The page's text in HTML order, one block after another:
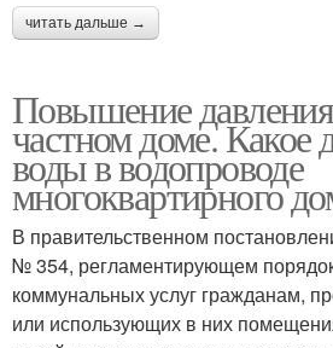
читать дальше →
Повышение
частном доме. Какое
воды в водопроводе
многоквартирного
В правительственном
№ 354, регламентирующем
коммунальных услуг гражданам,
или использующих в них